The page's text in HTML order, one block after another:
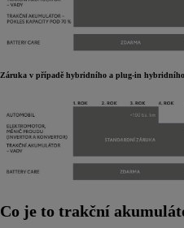
Záruka v případě hybridního a plug-in
Co je to trakční